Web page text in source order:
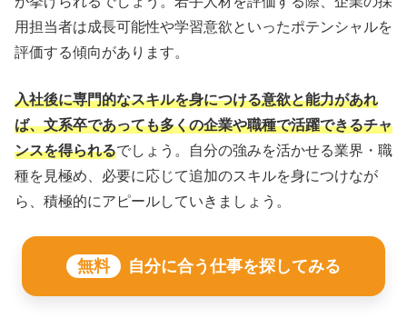
用担当者は成長可能性や学習意欲といったポテンシャルを
評価する傾向があります。
入社後に専門的なスキルを身につける意欲と能力があれ
ば、文系卒であっても多くの企業や職種で活躍できるチャ
ンスを得られるでしょう。自分の強みを活かせる業界・職
種を見極め、必要に応じて追加のスキルを身につけなが
ら、積極的にアピールしていきましょう。
無料 自分に合う仕事を探してみる